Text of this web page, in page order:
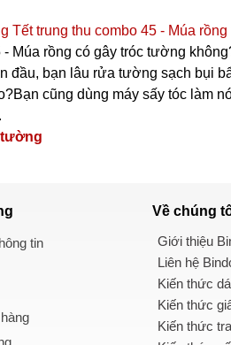
Tết trung thu combo 45 - Múa rồng
Múa rồng có gây tróc tường
đầu, bạn lâu rửa tường sạch bụi
cũng dùng máy sấy tóc làm
tường
tin
Về chúng
Giới thiệu
Liên hệ
Kiến thức
Kiến thức
Kiến thức